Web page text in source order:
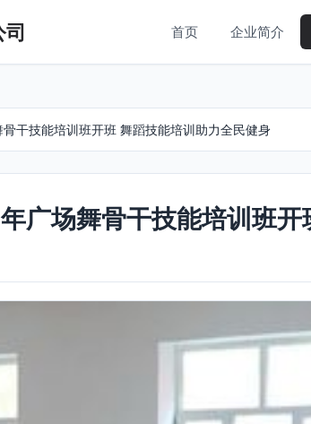
首页 企业简介
干技能培训班开班 舞蹈技能培训助力全民健身
广场舞骨干技能培训班